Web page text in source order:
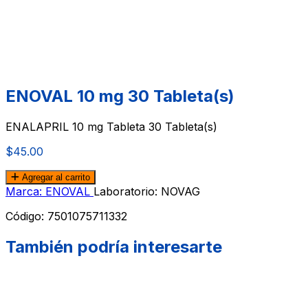
ENOVAL 10 mg 30 Tableta(s)
ENALAPRIL 10 mg Tableta 30 Tableta(s)
$45.00
Agregar al carrito
Marca: ENOVAL Laboratorio: NOVAG
Código: 7501075711332
También podría interesarte